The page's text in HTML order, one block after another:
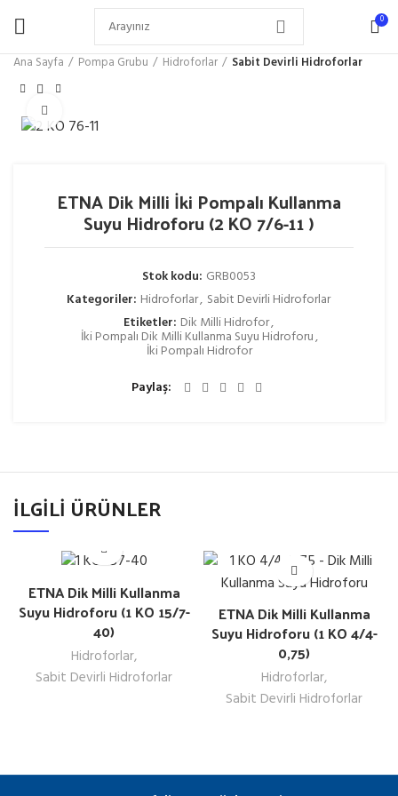
0
Ana Sayfa Pompa Grubu Hidroforlar Sabit Devirli Hidroforlar
ETNA Dik Milli İki Pompalı Kullanma
Suyu Hidroforu (2 KO 7/6-11 )
Stok kodu: GRB0053
Kategoriler: Hidroforlar, Sabit Devirli Hidroforlar
Etiketler: Dik Milli Hidrofor,
İki Pompalı Dik Milli Kullanma Suyu Hidroforu,
İki Pompalı Hidrofor
Paylaş
İLGILI ÜRÜNLER
ETNA Dik Milli Kullanma
Suyu Hidroforu (1 KO 15/7-
40)
Hidroforlar,
Sabit Devirli Hidroforlar
ETNA Dik Milli Kullanma
Suyu Hidroforu (1 KO 4/4-
0,75)
Hidroforlar,
Sabit Devirli Hidroforlar